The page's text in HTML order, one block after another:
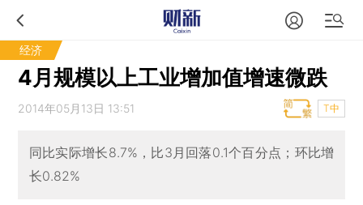
经济
4月规模以上工业增加值增速微跌
2014年05月13日 13:51 T中
同比实际增长8.7%，比3月回落0.1个百分点；环比增
长0.82%